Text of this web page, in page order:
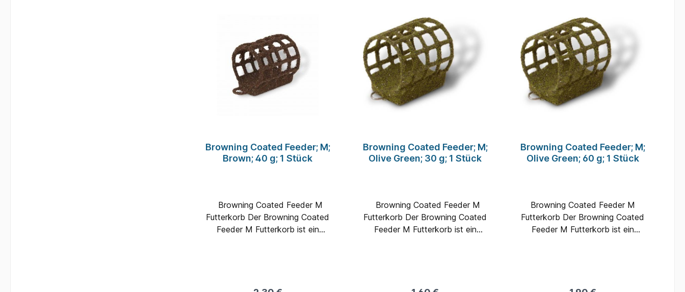
Browning Coated Feeder; M;
Brown; 40 g; 1 Stück
Futterkorb Der Browning Coated
Feeder M Futterkorb ist ein
Browning Coated Feeder; M;
Olive Green; 30 g; 1 Stück
Futterkorb Der Browning Coated
Feeder M Futterkorb ist ein
Browning Coated Feeder; M;
Olive Green; 60 g; 1 Stück
Browning Coated Feeder M
Futterkorb Der Browning Coated
Feeder M Futterkorb ist ein